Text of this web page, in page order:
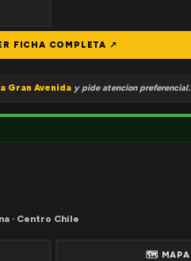
FICHA COMPLETA ↗
Gran Avenida y pide atencion preferencial.
· Centro Chile
🗺 MAPA